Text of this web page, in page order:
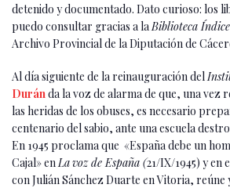
detenido y documentado. Dato curioso: los
puedo consultar gracias a laBiblioteca Índice
Archivo Provincial de la Diputación de
Al día siguiente de la reinauguración del
Duránda la voz de alarma de que, una vez
las heridas de los obuses, es necesario
centenario del sabio, ante una escuela
En 1945 proclama que «España debe un
Cajal» enLavoz de España (21/IX/1945) y en
con Julián Sánchez Duarte en Vitoria,